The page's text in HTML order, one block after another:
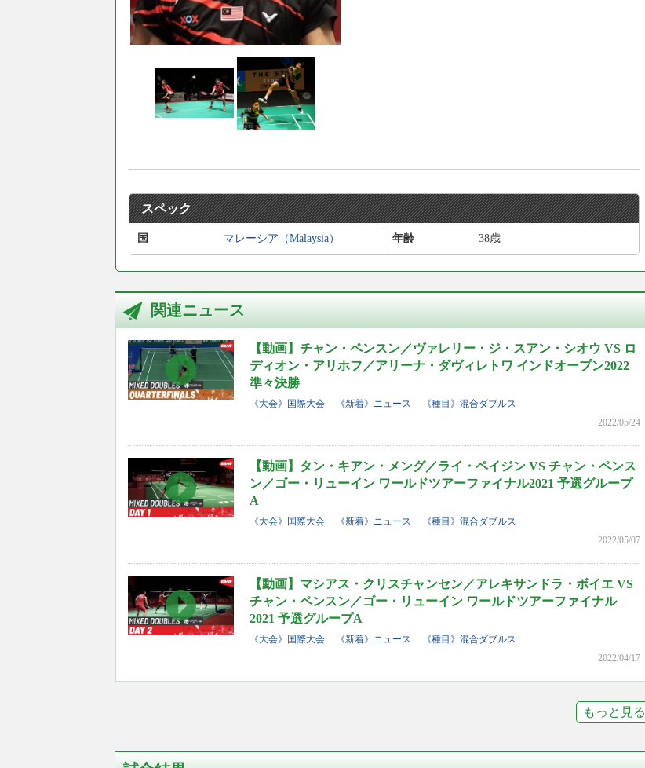
スペック
国 マレーシア（Malaysia） 年齢 38歳
関連ニュース
【動画】チャン・ペンスン／ヴァレリー・ジ・スアン・シオウ VS ロ
ディオン・アリホフ／アリーナ・ダヴィレトワ インドオープン2022
準々決勝
《大会》国際大会 《新着》ニュース
《種目》混合ダブルス
2022/05/24
【動画】タン・キアン・メング／ライ・ペイジン VS チャン・ペンス
ン／ゴー・リューイン ワールドツアーファイナル2021 予選グループ
A
《大会》国際大会 《新着》ニュース
《種目》混合ダブルス
2022/05/07
【動画】マシアス・クリスチャンセン／アレキサンドラ・ボイエ VS
チャン・ペンスン／ゴー・リューイン ワールドツアーファイナル
2021 予選グループA
《大会》国際大会 《新着》ニュース
《種目》混合ダブルス
2022/04/17
もっと見る